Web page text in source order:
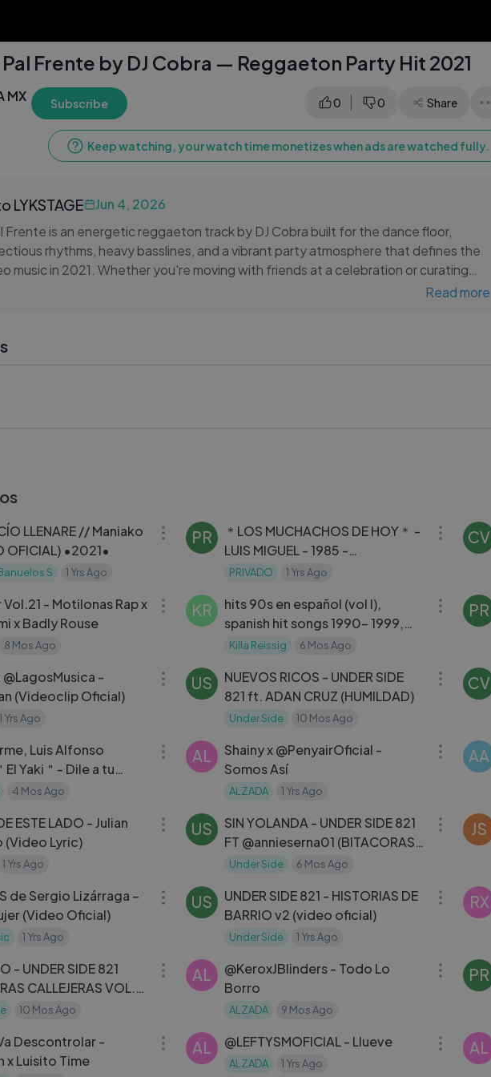
Pal Frente by DJ Cobra — Reggaeton Party Hit 2021
MX Subscribe 0 0 Share
Keep watching, your watch time monetizes when ads are watched fully.
LYKSTAGE
Jun 4, 2026
Frente is an energetic reggaeton track by DJ Cobra built for the dance floor,
rhythms, heavy basslines, and a vibrant party atmosphere that defines the
music in 2021. Whether you're moving with friends at a celebration or curating
party playlist, DJ Cobra's signature blend of urban energy and danceable
#LatinMusic #Perreo #PartyMusic
#LykstageCreator #LykstageCommunity
Read more
LLENARE // Maniako
OFICIAL) •2021•
S 1 Yrs Ago
PR
＊LOS MUCHACHOS DE HOY＊ -
LUIS MIGUEL - 1985 -
(REMASTERIZADO)
PRIVADO 1 Yrs Ago
CV
- Motilonas Rap x
x Badly Rouse
8 Mos Ago
KR
hits 90s en español (vol I),
spanish hit songs 1990- 1999,
90s latin songs
Killa Reissig 6 Mos Ago
PR
-
(Videoclip Oficial)
1 Yrs Ago
US
NUEVOS RICOS - UNDER SIDE
821 ft. ADAN CRUZ (HUMILDAD)
Under Side 10 Mos Ago
CV
Luis Alfonso
El Yaki＂- Dile a tu
(Letra)
4 Mos Ago
AL
Shainy x ‪@PenyairOficial‬ -
Somos Así
ALZADA 1 Yrs Ago
AA
ESTE LADO - Julian
(Video Lyric)
1 Yrs Ago
US
SIN YOLANDA - UNDER SIDE 821
FT @annieserna01 (BITACORAS
CALLEJERAS VOL. 3)
Under Side 6 Mos Ago
JS
de Sergio Lizárraga –
(Video Oficial)
1 Yrs Ago
US
UNDER SIDE 821 - HISTORIAS DE
BARRIO v2 (video oficial)
Under Side 1 Yrs Ago
RX
- UNDER SIDE 821
CALLEJERAS VOL.
10 Mos Ago
AL
‪@KeroxJBlinders‬ - Todo Lo
Borro
ALZADA 9 Mos Ago
PR
Descontrolar -
x Luisito Time
AL ‪@LEFTYSMOFICIAL‬ - Llueve
ALZADA 1 Yrs Ago
AL